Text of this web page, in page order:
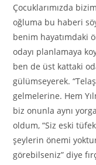
Çocuklarımızda
oğluma bu haberi
benim hayatımdaki
odayı planlamaya
ben de üst kattaki
gülümseyerek.
gelmelerine. Hem
biz onunla aynı
oldum, “Siz eski
şeylerin önemi
görebilseniz” diye